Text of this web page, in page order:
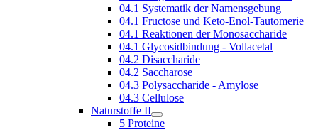
04.1 Systematik der Namensgebung
04.1 Fructose und Keto-Enol-Tautomerie
04.1 Reaktionen der Monosaccharide
04.1 Glycosidbindung - Vollacetal
04.2 Disaccharide
04.2 Saccharose
04.3 Polysaccharide - Amylose
04.3 Cellulose
Naturstoffe II
5 Proteine